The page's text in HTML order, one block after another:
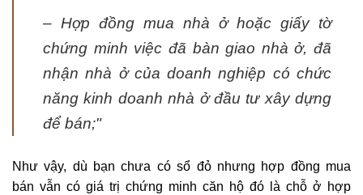
– Hợp đồng mua nhà ở hoặc giấy tờ
chứng minh việc đã bàn giao nhà ở, đã
nhận nhà ở của doanh nghiệp có chức
năng kinh doanh nhà ở đầu tư xây dựng
để bán;"
Như vậy, dù bạn chưa có sổ đỏ nhưng hợp đồng mua
bán vẫn có giá trị chứng minh căn hộ đó là chỗ ở hợp